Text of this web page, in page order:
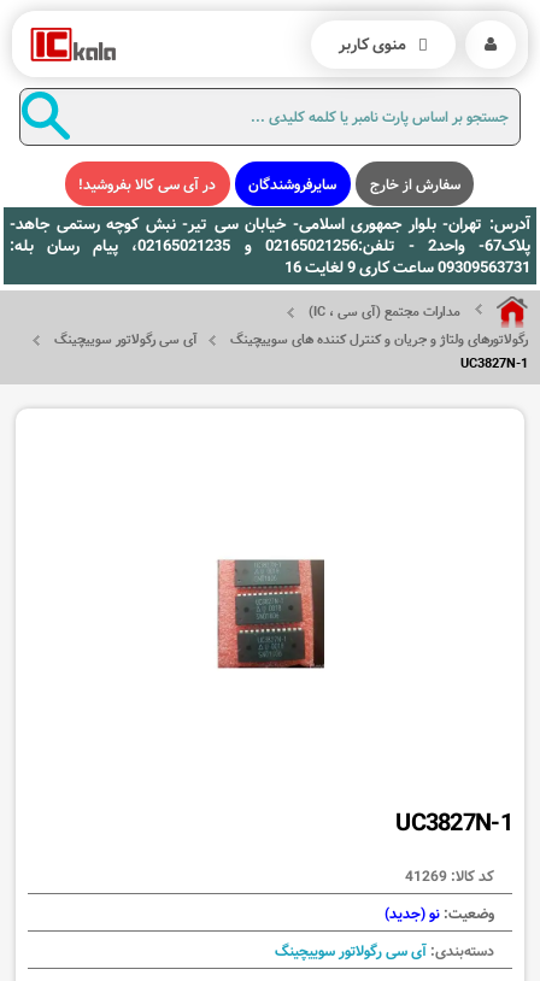
سفارش از خارج سایرفروشندگان در آی سی کالا بفروشید!
آدرس: تهران- بلوار جمهوری اسلامی- خیابان سی تیر- نبش کوچه رستمی جاهد-
پلاک67- واحد2 - تلفن:02165021256 و 02165021235، پیام رسان بله:
09309563731 ساعت کاری 9 لغایت 16
مدارات مجتمع (آی سی ، IC)
رگولاتورهای ولتاژ و جریان و کنترل کننده های سوییچینگ
آی سی رگولاتور سوییچینگ
UC3827N-1
UC3827N-1
کد کالا: 41269
وضعیت: نو (جدید)
دسته‌بندی: آی سی رگولاتور سوییچینگ
منوی کاربر